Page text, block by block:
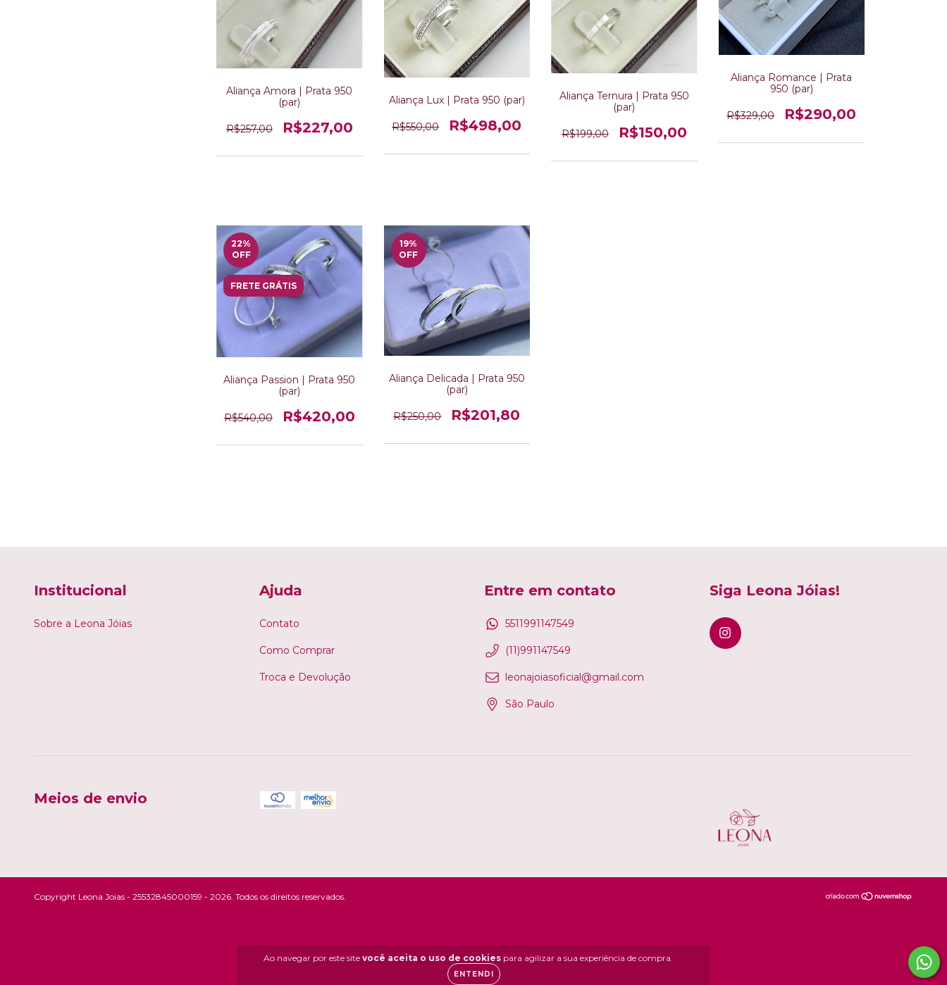
Ao navegar por este site você aceita o uso de cookiespara agilizar a sua experiência de compra.
ENTENDI
Aliança Amora | Prata 950
(par)
R$257,00 R$227,00
Aliança Lux | Prata 950 (par)
R$550,00 R$498,00
Aliança Ternura | Prata 950
(par)
R$199,00 R$150,00
Aliança Romance | Prata
950 (par)
R$329,00 R$290,00
22%
OFF
FRETE GRÁTIS
Aliança Passion | Prata 950
(par)
R$540,00 R$420,00
19%
OFF
Aliança Delicada | Prata 950
(par)
R$250,00 R$201,80
Institucional
Sobre a Leona Jóias
Ajuda
Contato
Como Comprar
Troca e Devolução
Entre em contato
5511991147549
(11)991147549
leonajoiasoficial@gmail.com
São Paulo
Siga Leona Jóias!
Meios de envio
Copyright Leona Joias - 25532845000159 - 2026. Todos os direitos reservados.